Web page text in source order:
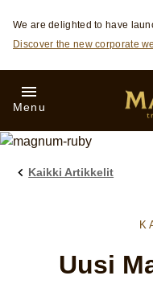
Skip to:
We are delighted to have
Discover the new corporate
Menu
Kaikki Artikkelit
Uusi